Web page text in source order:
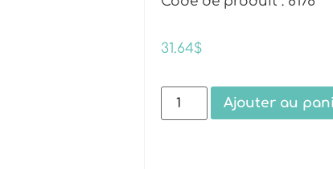
31.64$
Ajouter au